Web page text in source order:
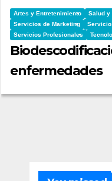
Artes y Entretenimiento
Salud y
Servicios de Marketing
Servicios Profesionales
enfermedades